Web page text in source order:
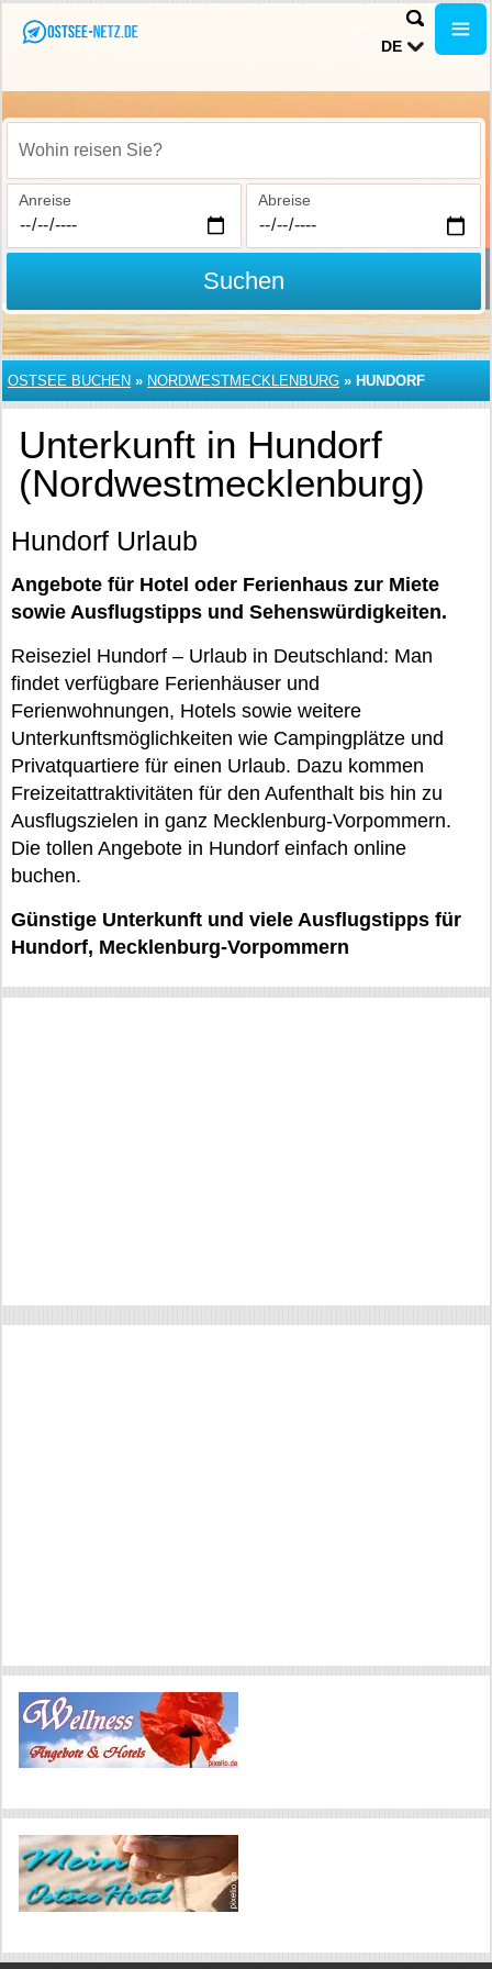
DE
Wohin reisen Sie?
Anreise Abreise
Suchen
OSTSEE BUCHEN » NORDWESTMECKLENBURG » HUNDORF
Unterkunft in Hundorf
(Nordwestmecklenburg)
Hundorf Urlaub
Angebote für Hotel oder Ferienhaus zur Miete
sowie Ausflugstipps und Sehenswürdigkeiten.
Reiseziel Hundorf – Urlaub in Deutschland: Man
findet verfügbare Ferienhäuser und
Ferienwohnungen, Hotels sowie weitere
Unterkunftsmöglichkeiten wie Campingplätze und
Privatquartiere für einen Urlaub. Dazu kommen
Freizeitattraktivitäten für den Aufenthalt bis hin zu
Ausflugszielen in ganz Mecklenburg-Vorpommern.
Die tollen Angebote in Hundorf einfach online
buchen.
Günstige Unterkunft und viele Ausflugstipps für
Hundorf, Mecklenburg-Vorpommern